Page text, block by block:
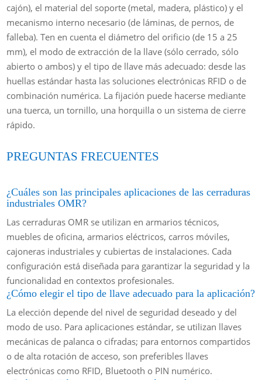
cajón), el material del soporte (metal, madera, plástico) y el
mecanismo interno necesario (de láminas, de pernos, de
falleba). Ten en cuenta el diámetro del orificio (de 15 a 25
mm), el modo de extracción de la llave (sólo cerrado, sólo
abierto o ambos) y el tipo de llave más adecuado: desde las
huellas estándar hasta las soluciones electrónicas RFID o de
combinación numérica. La fijación puede hacerse mediante
una tuerca, un tornillo, una horquilla o un sistema de cierre
rápido.
PREGUNTAS FRECUENTES
¿Cuáles son las principales aplicaciones de las cerraduras
industriales OMR?
Las cerraduras OMR se utilizan en armarios técnicos,
muebles de oficina, armarios eléctricos, carros móviles,
cajoneras industriales y cubiertas de instalaciones. Cada
configuración está diseñada para garantizar la seguridad y la
funcionalidad en contextos profesionales.
¿Cómo elegir el tipo de llave adecuado para la aplicación?
La elección depende del nivel de seguridad deseado y del
modo de uso. Para aplicaciones estándar, se utilizan llaves
mecánicas de palanca o cifradas; para entornos compartidos
o de alta rotación de acceso, son preferibles llaves
electrónicas como RFID, Bluetooth o PIN numérico.